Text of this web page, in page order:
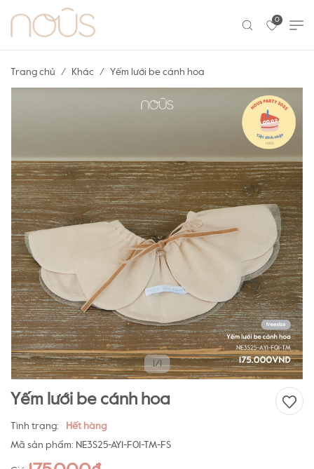
0
Trang chủ Khác Yếm lưới be cánh hoa
1/1
Yếm lưới be cánh hoa
Tình trạng:
Hết hàng
Mã sản phẩm: NE3S25-AY1-F01-TM-FS